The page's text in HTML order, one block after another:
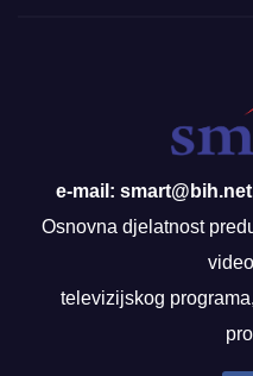
e-mail:
Osnovna djelatnost
televizijskog